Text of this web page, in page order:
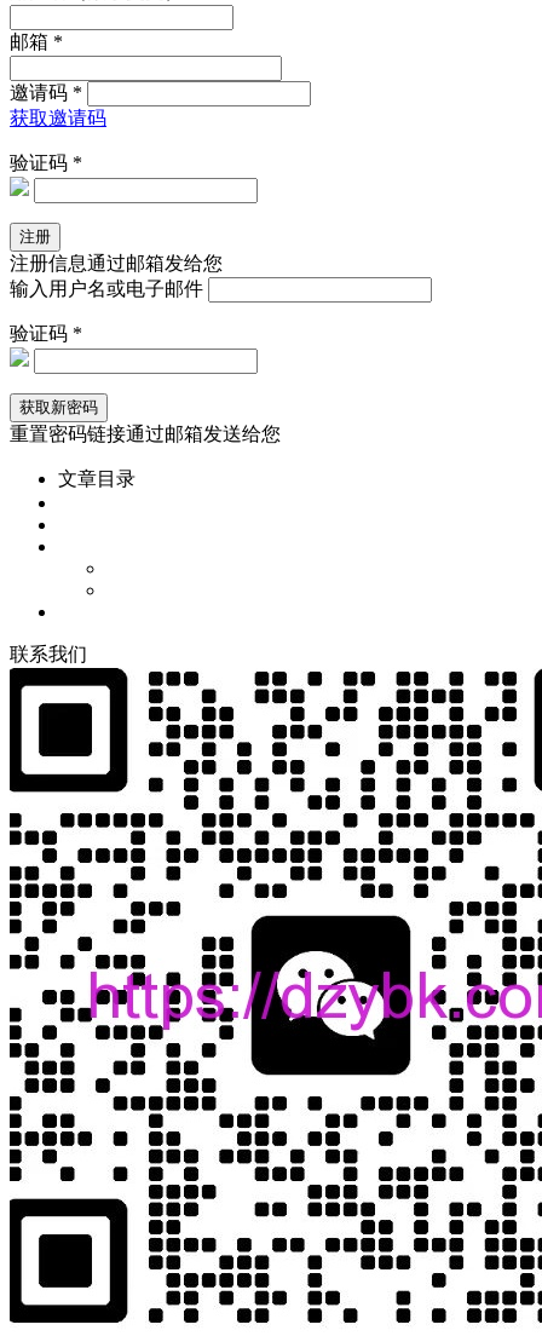
邮箱 *
邀请码 *
获取邀请码
验证码 *
注册信息通过邮箱发给您
输入用户名或电子邮件
验证码 *
重置密码链接通过邮箱发送给您
文章目录
联系我们